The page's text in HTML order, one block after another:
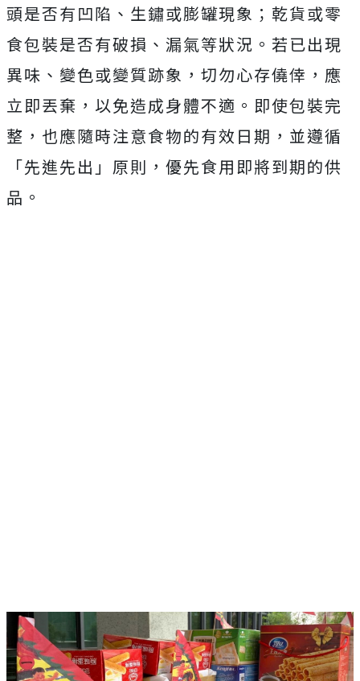
頭是否有凹陷、生鏽或膨罐現象；乾貨或零
食包裝是否有破損、漏氣等狀況。若已出現
異味、變色或變質跡象，切勿心存僥倖，應
立即丟棄，以免造成身體不適。即使包裝完
整，也應隨時注意食物的有效日期，並遵循
「先進先出」原則，優先食用即將到期的供
品。